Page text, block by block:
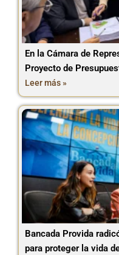
En la Cámara de
Proyecto de
Leer más »
Bancada Provida
para proteger la vida